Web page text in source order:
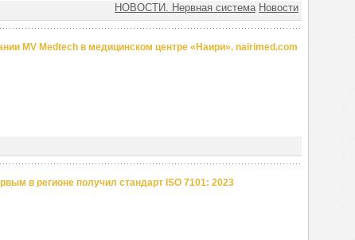
НОВОСТИ. Нервная система Новости
MV Medtech в медицинском центре «Наири». nairimed.com
в регионе получил стандарт ISO 7101: 2023